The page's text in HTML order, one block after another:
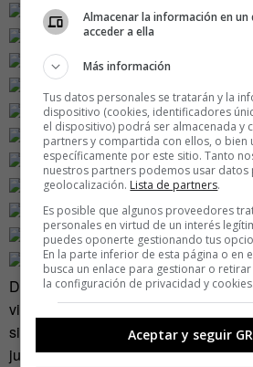
Dejamos la entrevista donde la
videojuegos que tanto condicionan
siempre he estado con un mando o
jugando a lo que se tercie. Supongo
Almacenar la información en
acceder a ella
Más información
Tus datos personales se tratarán y la
dispositivo (cookies, identificadores
el dispositivo) podrá ser almacenada y
partners y compartida con ellos, o bien
específicamente por este sitio. Tanto
nuestros partners podemos usar datos
geolocalización. Lista de partners.
Es posible que algunos proveedores
personales en virtud de un interés
puedes oponerte gestionando tus
En la parte inferior de esta página o en
busca un enlace para gestionar o
la configuración de privacidad y cookies.
Aceptar y seguir